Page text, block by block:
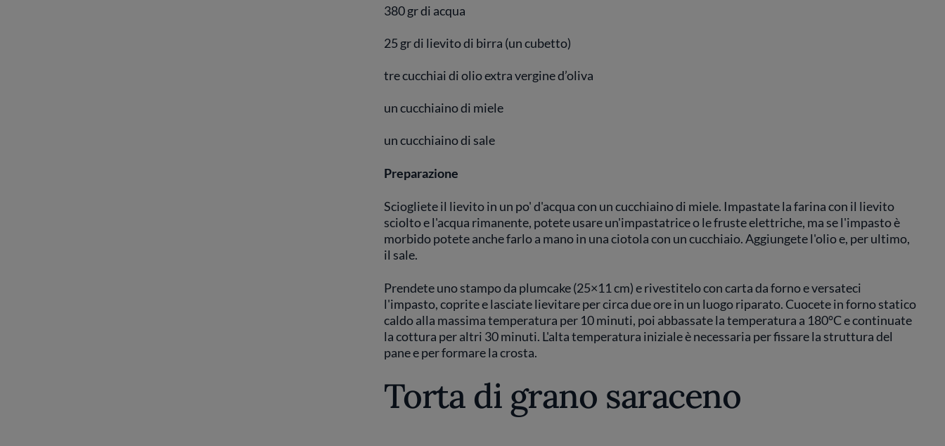
380 gr di acqua
25 gr di lievito di birra (un cubetto)
tre cucchiai di olio extra vergine d’oliva
un cucchiaino di miele
un cucchiaino di sale
Preparazione
Sciogliete il lievito in un po' d'acqua con un cucchiaino di miele. Impastate la farina con il lievito
sciolto e l'acqua rimanente, potete usare un'impastatrice o le fruste elettriche, ma se l'impasto è
morbido potete anche farlo a mano in una ciotola con un cucchiaio. Aggiungete l'olio e, per ultimo,
il sale.
Prendete uno stampo da plumcake (25×11 cm) e rivestitelo con carta da forno e versateci
l'impasto, coprite e lasciate lievitare per circa due ore in un luogo riparato. Cuocete in forno statico
caldo alla massima temperatura per 10 minuti, poi abbassate la temperatura a 180°C e continuate
la cottura per altri 30 minuti. L'alta temperatura iniziale è necessaria per fissare la struttura del
pane e per formare la crosta.
Torta di grano saraceno